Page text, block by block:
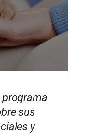
programa
sus
y